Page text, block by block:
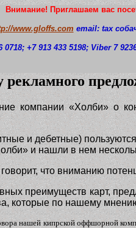
Внимание! Приглашаем вас
www.gloffs.com email: tax
0718; +7 913 433 5198; Viber 7
рекламного
компании «Холби» о
и дебетные)
и нашли в нем
что вниманию
преимуществ карт,
которые по нашему
нашей кипрской оффшорной